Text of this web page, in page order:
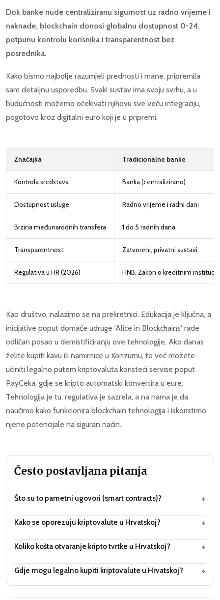
Dok banke nude centraliziranu sigurnost uz radno vrijeme i
naknade, blockchain donosi globalnu dostupnost 0-24,
potpunu kontrolu korisnika i transparentnost bez
posrednika.
Kako bismo najbolje razumjeli prednosti i mane, pripremila
sam detaljnu usporedbu. Svaki sustav ima svoju svrhu, a u
budućnosti možemo očekivati njihovu sve veću integraciju,
pogotovo kroz digitalni euro koji je u pripremi.
Značajka Tradicionalne banke
Kontrola sredstava Banka (centralizirano)
Dostupnost usluge Radno vrijeme i radni dani
Brzina međunarodnih transfera 1 do 5 radnih dana
Transparentnost Zatvoreni, privatni sustavi
Regulativa u HR (2026) HNB, Zakon o kreditnim
Kao društvo, nalazimo se na prekretnici. Edukacija je ključna, a
inicijative poput domaće udruge 'Alice in Blockchains' rade
odličan posao u demistificiranju ove tehnologije. Ako danas
želite kupiti kavu ili namirnice u Konzumu, to već možete
učiniti legalno putem kriptovaluta koristeći servise poput
PayCeka, gdje se kripto automatski konvertira u eure.
Tehnologija je tu, regulativa je sazrela, a na nama je da
naučimo kako funkcionira blockchain tehnologija i iskoristimo
njene potencijale na siguran način.
Često postavljana pitanja
Što su to pametni ugovori (smart contracts)? +
Kako se oporezuju kriptovalute u Hrvatskoj? +
Koliko košta otvaranje kripto tvrtke u Hrvatskoj? +
Gdje mogu legalno kupiti kriptovalute u Hrvatskoj? +